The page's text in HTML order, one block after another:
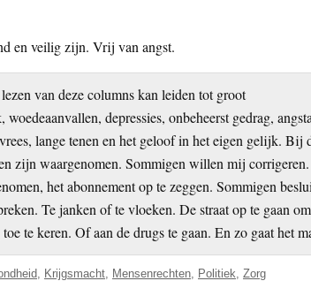
en veilig zijn. Vrij van angst.
van deze columns kan leiden tot groot
woedeaanvallen, depressies, onbeheerst gedrag,
lange tenen en het geloof in het eigen gelijk.
zijn waargenomen. Sommigen willen mij
het abonnement op te zeggen. Sommigen
Te janken of te vloeken. De straat op te gaan
te keren. Of aan de drugs te gaan. En zo gaat het
Krijgsmacht Mensenrechten Politiek Zorg